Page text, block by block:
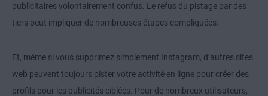
publicitaires volontairement confus. Le refus du pistage par des
tiers peut impliquer de nombreuses étapes compliquées.
Et, même si vous supprimez simplement Instagram, d’autres sites
web peuvent toujours pister votre activité en ligne pour créer des
profils pour les publicités ciblées. Pour de nombreux utilisateurs,